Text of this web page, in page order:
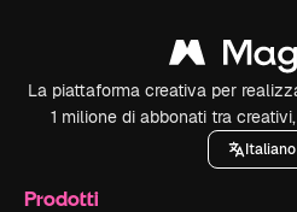
La piattaforma creativa per
1 milione di abbonati tra
Italiano
Prodotti